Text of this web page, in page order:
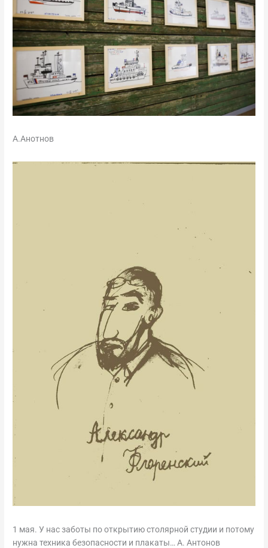
А.Анотнов
1 мая. У нас заботы по открытию столярной студии и потому
нужна техника безопасности и плакаты… А. Антонов